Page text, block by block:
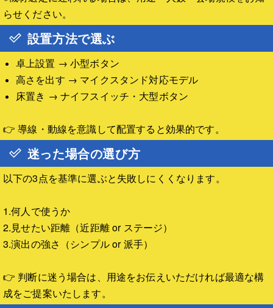
らせください。
設置方法で選ぶ
卓上設置 → 小型ボタン
高さを出す → マイクスタンド対応モデル
床置き → ナイフスイッチ・大型ボタン
👉 導線・動線を意識して配置すると効果的です。
迷った場合の選び方
以下の3点を基準に選ぶと失敗しにくくなります。
1.何人で使うか
2.見せたい距離（近距離 or ステージ）
3.演出の強さ（シンプル or 派手）
👉 判断に迷う場合は、用途をお伝えいただければ最適な構
成をご提案いたします。